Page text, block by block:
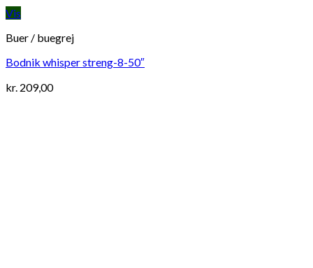
Vis
Buer / buegrej
Bodnik whisper streng-8-50″
kr. 209,00